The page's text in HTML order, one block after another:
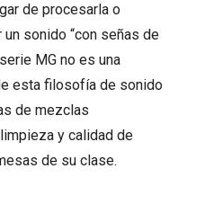
de procesarla o
sonido “con señas de
MG no es una
esta filosofía de sonido
de mezclas
y calidad de
de su clase.